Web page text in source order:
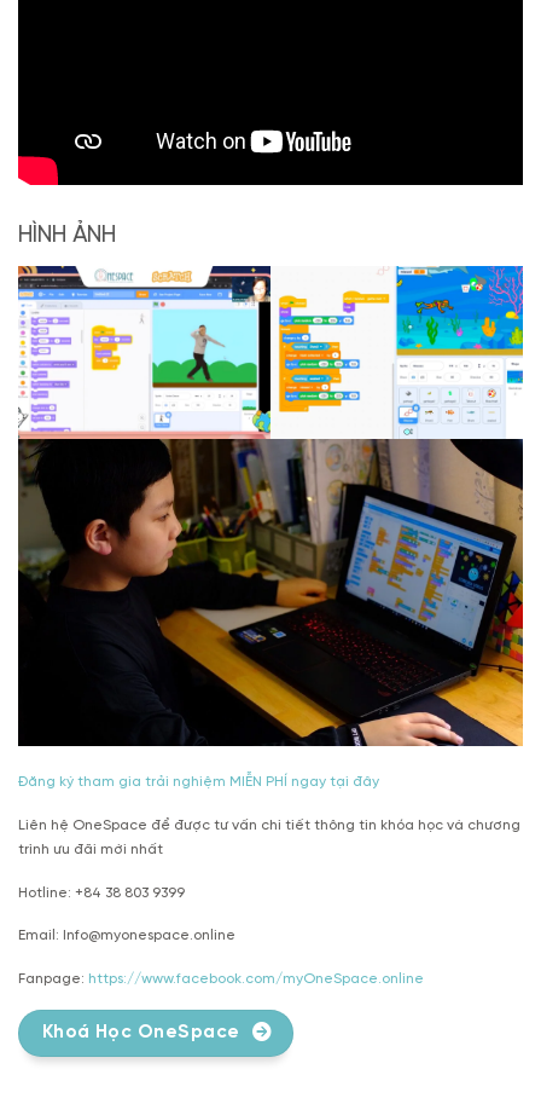
HÌNH ẢNH
Đăng ký tham gia trải nghiệm MIỄN PHÍ ngay tại đây
Liên hệ OneSpace để được tư vấn chi tiết thông tin khóa học và chương
trình ưu đãi mới nhất
Hotline: +84 38 803 9399
Email: Info@myonespace.online
Fanpage: https://www.facebook.com/myOneSpace.online
Khoá Học OneSpace